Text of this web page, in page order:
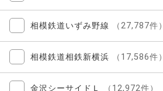
相模鉄道いずみ野線 （27,787件）
相模鉄道相鉄新横浜 （17,586件）
金沢シーサイドＬ （12,972件）